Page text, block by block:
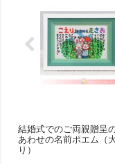
結婚式でのご両親贈呈
あわせの名前ポエム（
り ）